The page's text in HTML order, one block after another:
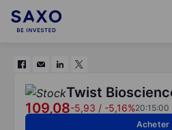
Twist
109,08-5,93 / -5,16%20:15:00
Acheter